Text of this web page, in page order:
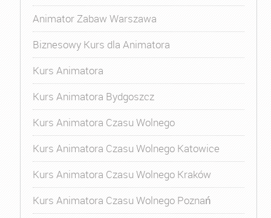
Animator Zabaw Warszawa
Biznesowy Kurs dla Animatora
Kurs Animatora
Kurs Animatora Bydgoszcz
Kurs Animatora Czasu Wolnego
Kurs Animatora Czasu Wolnego Katowice
Kurs Animatora Czasu Wolnego Kraków
Kurs Animatora Czasu Wolnego Poznań